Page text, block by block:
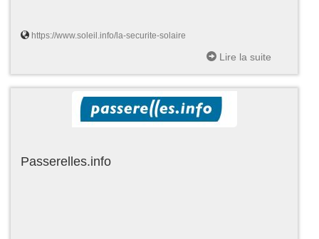
https://www.soleil.info/la-securite-solaire
Lire la suite
Passerelles.info